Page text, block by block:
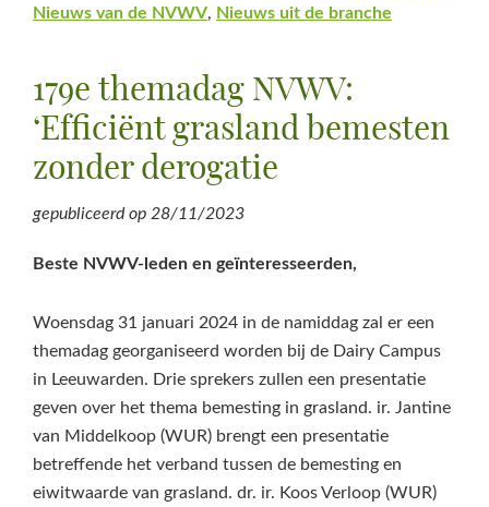
Nieuws van de NVWV, Nieuws uit de branche
179e themadag NVWV:
‘Efficiënt grasland bemesten
zonder derogatie
gepubliceerd op 28/11/2023
Beste NVWV-leden en geïnteresseerden,
Woensdag 31 januari 2024 in de namiddag zal er een
themadag georganiseerd worden bij de Dairy Campus
in Leeuwarden. Drie sprekers zullen een presentatie
geven over het thema bemesting in grasland. ir. Jantine
van Middelkoop (WUR) brengt een presentatie
betreffende het verband tussen de bemesting en
eiwitwaarde van grasland. dr. ir. Koos Verloop (WUR)